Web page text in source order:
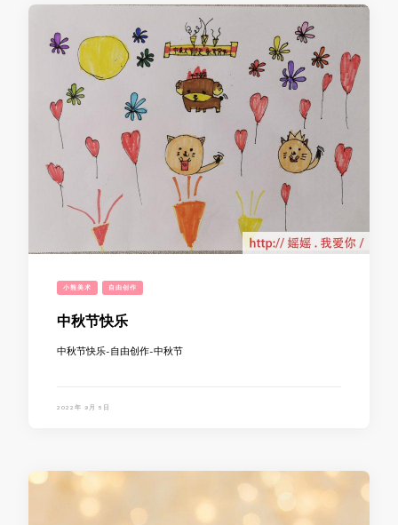
小熊美术 自由创作
中秋节快乐
中秋节快乐-自由创作-中秋节
2022年 9月 5日